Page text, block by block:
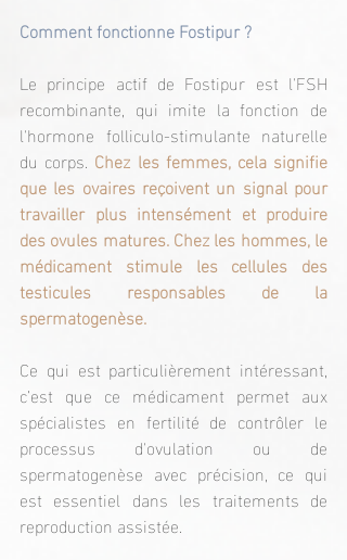
Comment fonctionne Fostipur ?
Le principe actif de Fostipur est l'FSH
recombinante, qui imite la fonction de
l'hormone folliculo-stimulante naturelle
du corps. Chez les femmes, cela signifie
que les ovaires reçoivent un signal pour
travailler plus intensément et produire
des ovules matures. Chez les hommes, le
médicament stimule les cellules des
testicules responsables de la
spermatogenèse.
Ce qui est particulièrement intéressant,
c’est que ce médicament permet aux
spécialistes en fertilité de contrôler le
processus d'ovulation ou de
spermatogenèse avec précision, ce qui
est essentiel dans les traitements de
reproduction assistée.